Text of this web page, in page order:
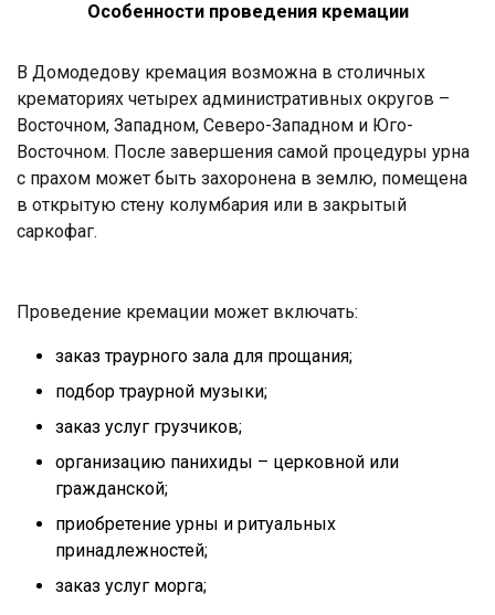
Особенности проведения кремации
В Домодедову кремация возможна в столичных
крематориях четырех административных округов –
Восточном, Западном, Северо-Западном и Юго-
Восточном. После завершения самой процедуры урна
с прахом может быть захоронена в землю, помещена
в открытую стену колумбария или в закрытый
саркофаг.
Проведение кремации может включать:
заказ траурного зала для прощания;
подбор траурной музыки;
заказ услуг грузчиков;
организацию панихиды – церковной или
гражданской;
приобретение урны и ритуальных
принадлежностей;
заказ услуг морга;